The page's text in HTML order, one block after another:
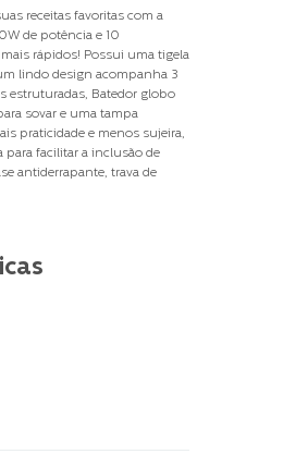
receitas favoritas com a
de potência e 10
rápidos! Possui uma tigela
lindo design acompanha 3
estruturadas, Batedor globo
sovar e uma tampa
praticidade e menos sujeira,
facilitar a inclusão de
antiderrapante, trava de